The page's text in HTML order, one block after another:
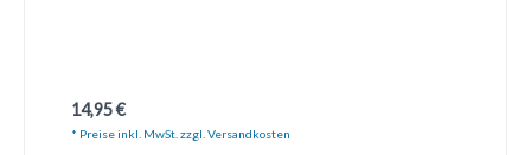
Regulärer Preis:
14,95 €
* Preise inkl. MwSt. zzgl. Versandkosten